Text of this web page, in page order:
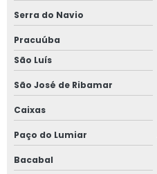
Serra do Navio
Pracuúba
São Luís
São José de Ribamar
Caixas
Paço do Lumiar
Bacabal